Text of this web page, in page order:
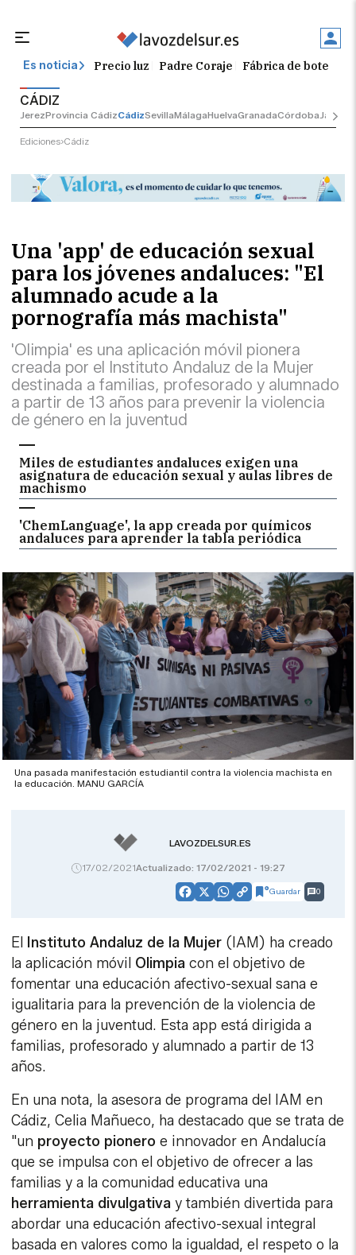
Es noticia Precio luz Padre Coraje Fábrica de botellas
CÁDIZ
JerezProvincia CádizCádizSevillaMálagaHuelvaGranadaCórdobaJaén
Ediciones Cádiz
Una 'app' de educación sexual
para los jóvenes andaluces: "El
alumnado acude a la
pornografía más machista"
'Olimpia' es una aplicación móvil pionera
creada por el Instituto Andaluz de la Mujer
destinada a familias, profesorado y alumnado
a partir de 13 años para prevenir la violencia
de género en la juventud
Miles de estudiantes andaluces exigen una
asignatura de educación sexual y aulas libres de
machismo
'ChemLanguage', la app creada por químicos
andaluces para aprender la tabla periódica
Una pasada manifestación estudiantil contra la violencia machista en
la educación. MANU GARCÍA
LAVOZDELSUR.ES
17/02/2021Actualizado: 17/02/2021 - 19:27
Facebook
X WhatsApp
CopyGuardar 0
El Instituto Andaluz de la Mujer (IAM) ha creado
la aplicación móvil Olimpiacon el objetivo de
fomentar una educación afectivo-sexual sana e
igualitaria para la prevención de la violencia de
género en la juventud. Esta app está dirigida a
familias, profesorado y alumnado a partir de 13
años.
En una nota, la asesora de programa del IAM en
Cádiz, Celia Mañueco, ha destacado que se trata de
"un proyecto pionero e innovador en Andalucía
que se impulsa con el objetivo de ofrecer a las
familias y a la comunidad educativa una
herramienta divulgativay también divertida para
abordar una educación afectivo-sexual integral
basada en valores como la igualdad, el respeto o la